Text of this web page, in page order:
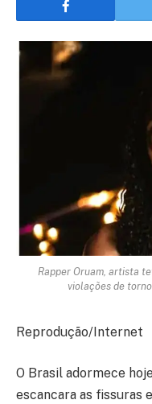
Rapper Oruam, artista
violações de
Reprodução/Internet
O Brasil adormece
escancara as fissuras